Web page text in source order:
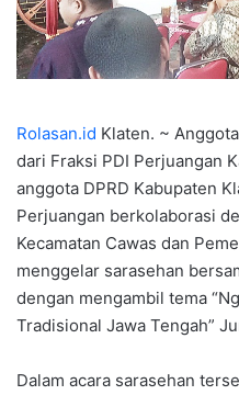
Rolasan.id Klaten. ~
dari Fraksi PDI Perjuangan
anggota DPRD Kabupaten
Perjuangan berkolaborasi
Kecamatan Cawas dan
menggelar sarasehan
dengan mengambil tema
Tradisional Jawa Tengah”
Dalam acara sarasehan